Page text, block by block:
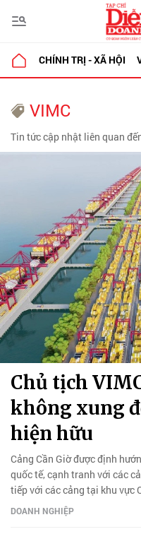
CHÍNH TRỊ - XÃ HỘI
VIMC
Tin tức cập nhật liên quan
Chủ tịch
không xung
hiện hữu
Cảng Cần Giờ được định
quốc tế, cạnh tranh với các
tiếp với các cảng tại khu vực
DOANH NGHIỆP